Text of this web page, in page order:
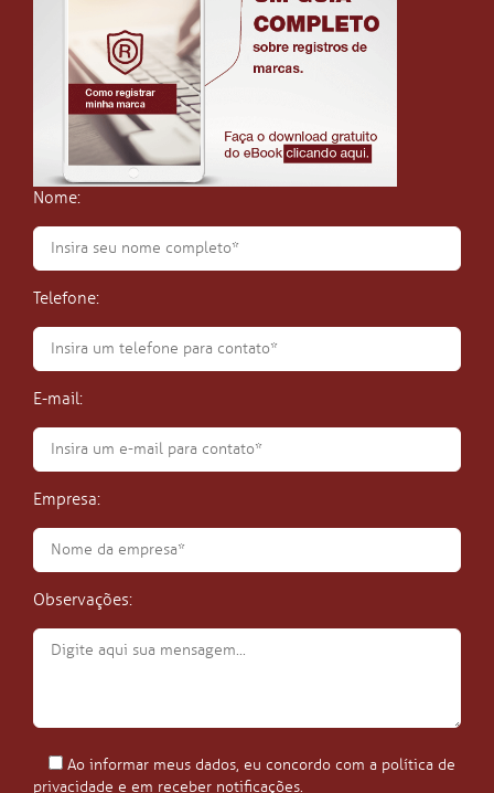
Nome:
Telefone:
E-mail:
Empresa:
Observações:
Ao informar meus dados, eu concordo com a política de
privacidade e em receber notificações.